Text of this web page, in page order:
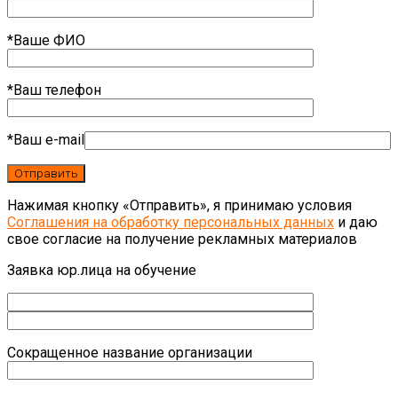
*Ваше ФИО
*Ваш телефон
*Ваш e-mail
Нажимая кнопку «Отправить», я принимаю условия
Соглашения на обработку персональных данных и даю
свое согласие на получение рекламных материалов
Заявка юр.лица на обучение
Сокращенное название организации